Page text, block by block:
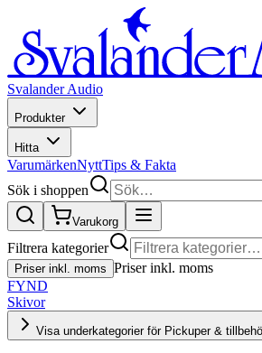
Svalander Audio
Produkter
Hitta
VarumärkenNyttTips & Fakta
Sök i shoppen
Varukorg
Filtrera kategorier
Priser inkl. moms Priser inkl. moms
FYND
Skivor
Visa underkategorier för Pickuper &